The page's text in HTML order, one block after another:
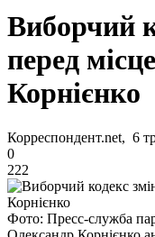
Виборчий
перед
Корнієнко
Корреспондент.net, 6
0
222
Фото: Пресс-служба